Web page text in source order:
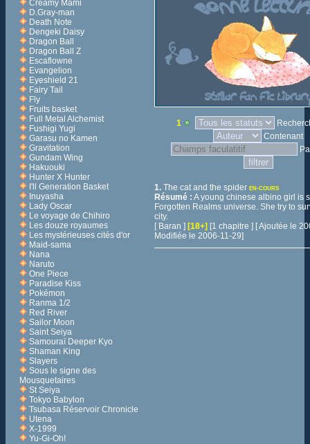
Creamy Mami
D.Gray-man
Death Note
Dengeki Daisy
Dragon Ball
Dragon Ball Z
Escaflowne
Evangelion
Eyeshield 21
Fairy Tail
Fly
Fruits basket
Full Metal Alchemist
Fushigi Yugi
Garasu no Kamen
Gravitation
Gundam Wing
Hakuouki
Hunter X Hunter
I'll Generation Basket
Inuyasha
Lady Oscar
Le voyage de Chihiro
Les douze royaumes
Les mystérieuses cités d'or
Maid-sama
Nana
Naruto
One Piece
Paradise Kiss
Pokémon
Ranma 1/2
Red River
Sailor Moon
Saint Seiya
Samouraï Deeper Kyo
Shaman King
Slayers
Sous le signe des
Mousquetaires
St Seiya
Tokyo Babylon
Tsubasa Réservoir Chronicle
Utena
X-1999
Yu-Gi-Oh!
1
Contenant
1. The cat and the spider EN-COURS
Résumé : A young chinese albino girl is
Forgotten Realms universe. She try to
city.
[ Baran ] [18+] [1 chapitre ] [ Ajoutée le
Modifiée le 2006-11-29]